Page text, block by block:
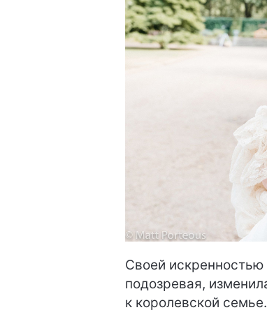
Своей
подозревая,
к королевской